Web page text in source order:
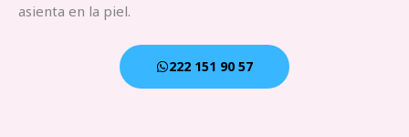
asienta en la piel.
222 151 90 57